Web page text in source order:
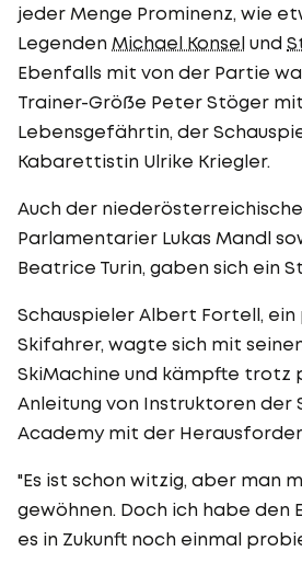
jeder Menge Prominenz, wie
Legenden Michael Konsel und
Ebenfalls mit von der Partie
Trainer-Größe Peter Stöger
Lebensgefährtin, der
Kabarettistin Ulrike Kriegler.
Auch der niederösterreichische
Parlamentarier Lukas Mandl
Beatrice Turin, gaben sich ein
Schauspieler Albert Fortell,
Skifahrer, wagte sich mit
SkiMachine und kämpfte trotz
Anleitung von Instruktoren der
Academy mit der
"Es ist schon witzig, aber man
gewöhnen. Doch ich habe den
es in Zukunft noch einmal